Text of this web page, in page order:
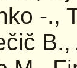
-.,